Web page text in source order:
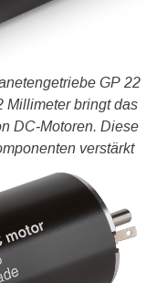
GP 22
DC‑Motoren. Diese
Keramikkomponenten verstärkt